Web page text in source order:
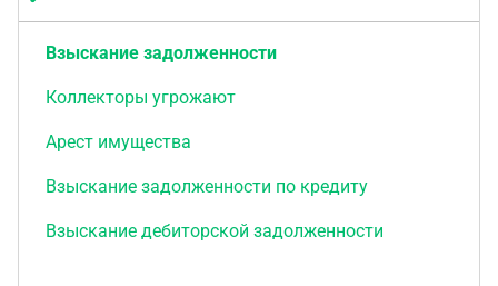
Взыскание задолженности
Коллекторы угрожают
Арест имущества
Взыскание задолженности по кредиту
Взыскание дебиторской задолженности